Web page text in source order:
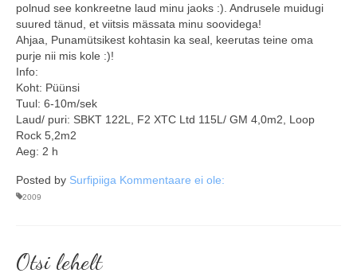
polnud see konkreetne laud minu jaoks :). Andrusele muidugi
suured tänud, et viitsis mässata minu soovidega!
Ahjaa, Punamütsikest kohtasin ka seal, keerutas teine oma
purje nii mis kole :)!
Info:
Koht: Püünsi
Tuul: 6-10m/sek
Laud/ puri: SBKT 122L, F2 XTC Ltd 115L/ GM 4,0m2, Loop
Rock 5,2m2
Aeg: 2 h
Posted by Surfipiiga Kommentaare ei ole:
2009
Otsi lehelt